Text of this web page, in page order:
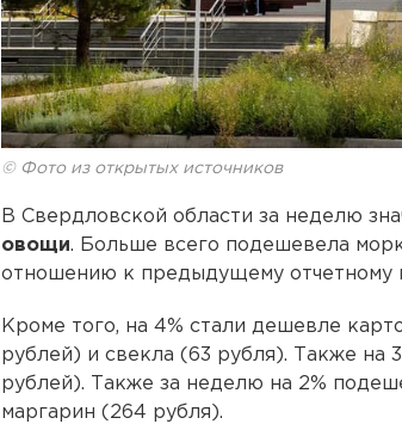
© Фото из открытых источников
В Свердловской области за неделю
овощи. Больше всего подешевела
отношению к предыдущему отчетному
Кроме того, на 4% стали дешевле
рублей) и свекла (63 рубля). Также на
рублей). Также за неделю на 2%
маргарин (264 рубля).